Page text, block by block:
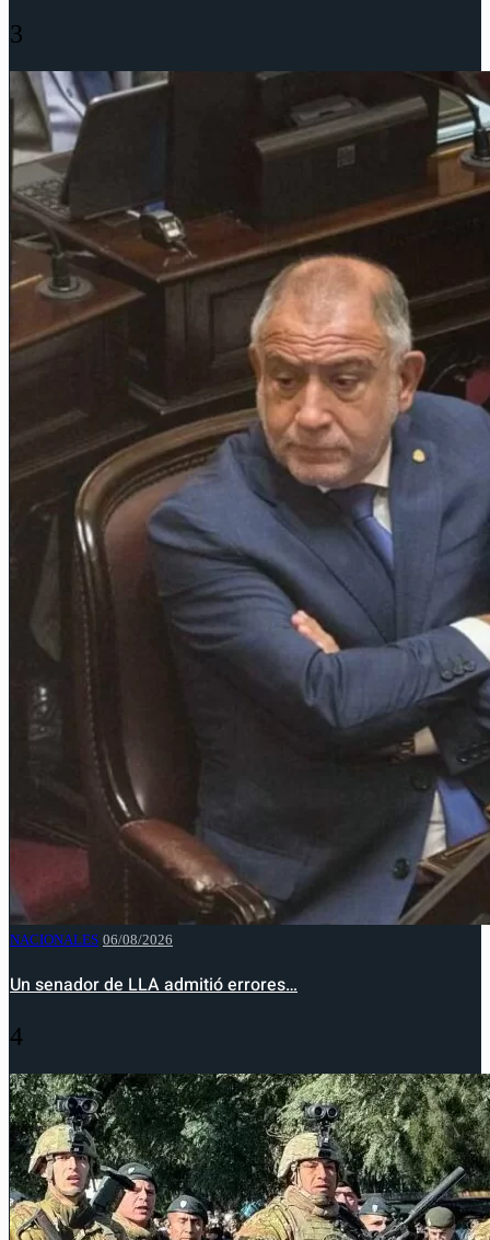
3
NACIONALES 06/08/2026
Un senador de LLA admitió errores…
4